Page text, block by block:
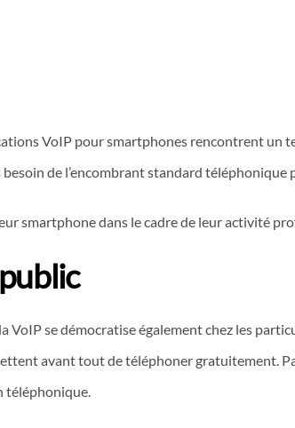
VoIP pour smartphones rencontrent un
de l’encombrant standard
smartphone dans le cadre de leur activité
VoIP se démocratise également chez les
avant tout de téléphoner gratuitement.
téléphonique.